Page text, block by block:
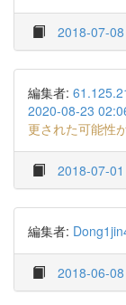
2018-07-
編集者:
2020-08-23
更された可能性
2018-07-
編集者:
2018-06-